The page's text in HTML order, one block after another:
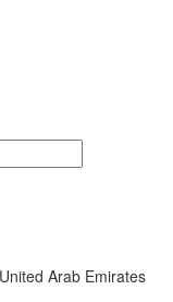
Arab Emirates